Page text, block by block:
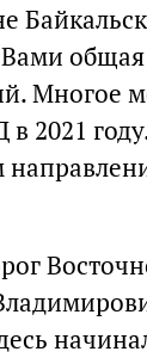
общая
Многое
в 2021